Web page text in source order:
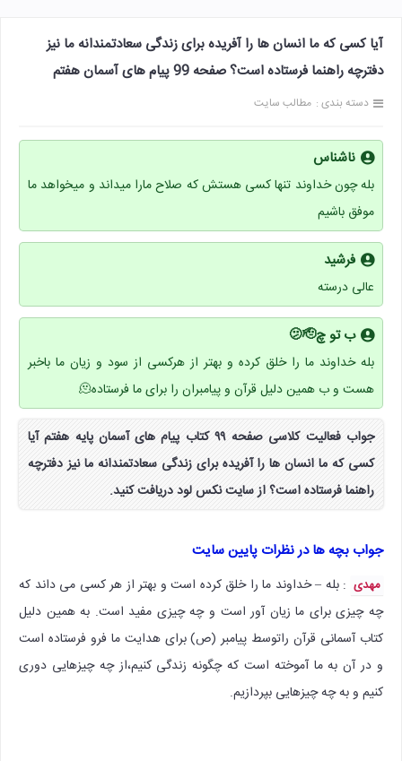
آیا کسی که ما انسان ها را آفریده برای زندگی سعادتمندانه ما نیز
دفترچه راهنما فرستاده است؟ صفحه 99 پیام های آسمان هفتم
دسته بندی : مطالب سایت
ناشناس
بله چون خداوند تنها کسی هستش که صلاح مارا میداند و میخواهد ما
موفق باشیم
فرشید
عالی درسته
ب تو چ🫤🫡
بله خداوند ما را خلق کرده و بهتر از هرکسی از سود و زیان ما باخبر
هست و ب همین دلیل قرآن و پیامبران را برای ما فرستاده🫠
جواب فعالیت کلاسی صفحه ۹۹ کتاب پیام های آسمان پایه هفتم آیا
کسی که ما انسان ها را آفریده برای زندگی سعادتمندانه ما نیز دفترچه
راهنما فرستاده است؟ از سایت نکس لود دریافت کنید.
جواب بچه ها در نظرات پایین سایت
مهدی : بله – خداوند ما را خلق کرده است و بهتر از هر کسی می داند که
چه چیزی برای ما زیان آور است و چه چیزی مفید است. به همین دلیل
کتاب آسمانی قرآن راتوسط پیامبر (ص) برای هدایت ما فرو فرستاده است
و در آن به ما آموخته است که چگونه زندگی کنیم،از چه چیزهایی دوری
کنیم و به چه چیزهایی بپردازیم.